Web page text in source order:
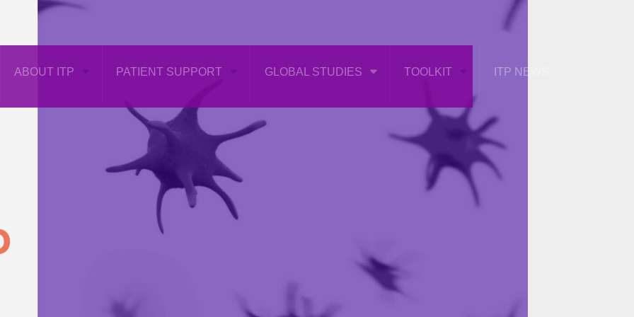
ABOUT ITP PATIENT SUPPORT GLOBAL STUDIES TOOLKIT ITP NEWS